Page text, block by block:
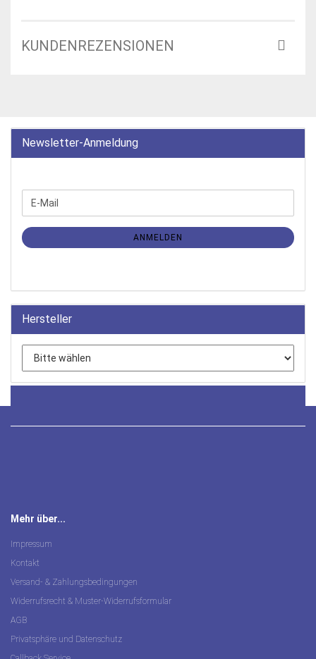
KUNDENREZENSIONEN
Newsletter-Anmeldung
WEITER
ZUR
NEWSLETTER-
ANMELDUNG
E-
Mail
ANMELDEN
Hersteller
Mehr über...
Impressum
Kontakt
Versand- & Zahlungsbedingungen
Widerrufsrecht & Muster-Widerrufsformular
AGB
Privatsphäre und Datenschutz